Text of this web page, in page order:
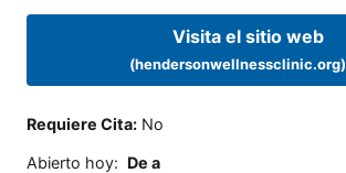
Visita el sitio web
(hendersonwellnessclinic.org)
Requiere Cita: No
Abierto hoy: De a